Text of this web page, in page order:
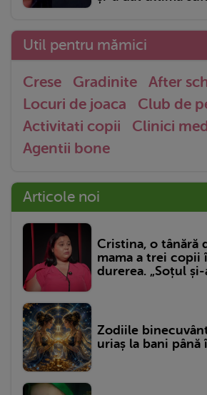
Util pentru mămici
Crese Gradinite After
Locuri de joaca
Club de
Activitati copii
Clinici
Agentii bone
Articole noi
Cristina, o tânără
mama a trei copii
durerea. „Soțul și-
Zodiile
uriaș la bani